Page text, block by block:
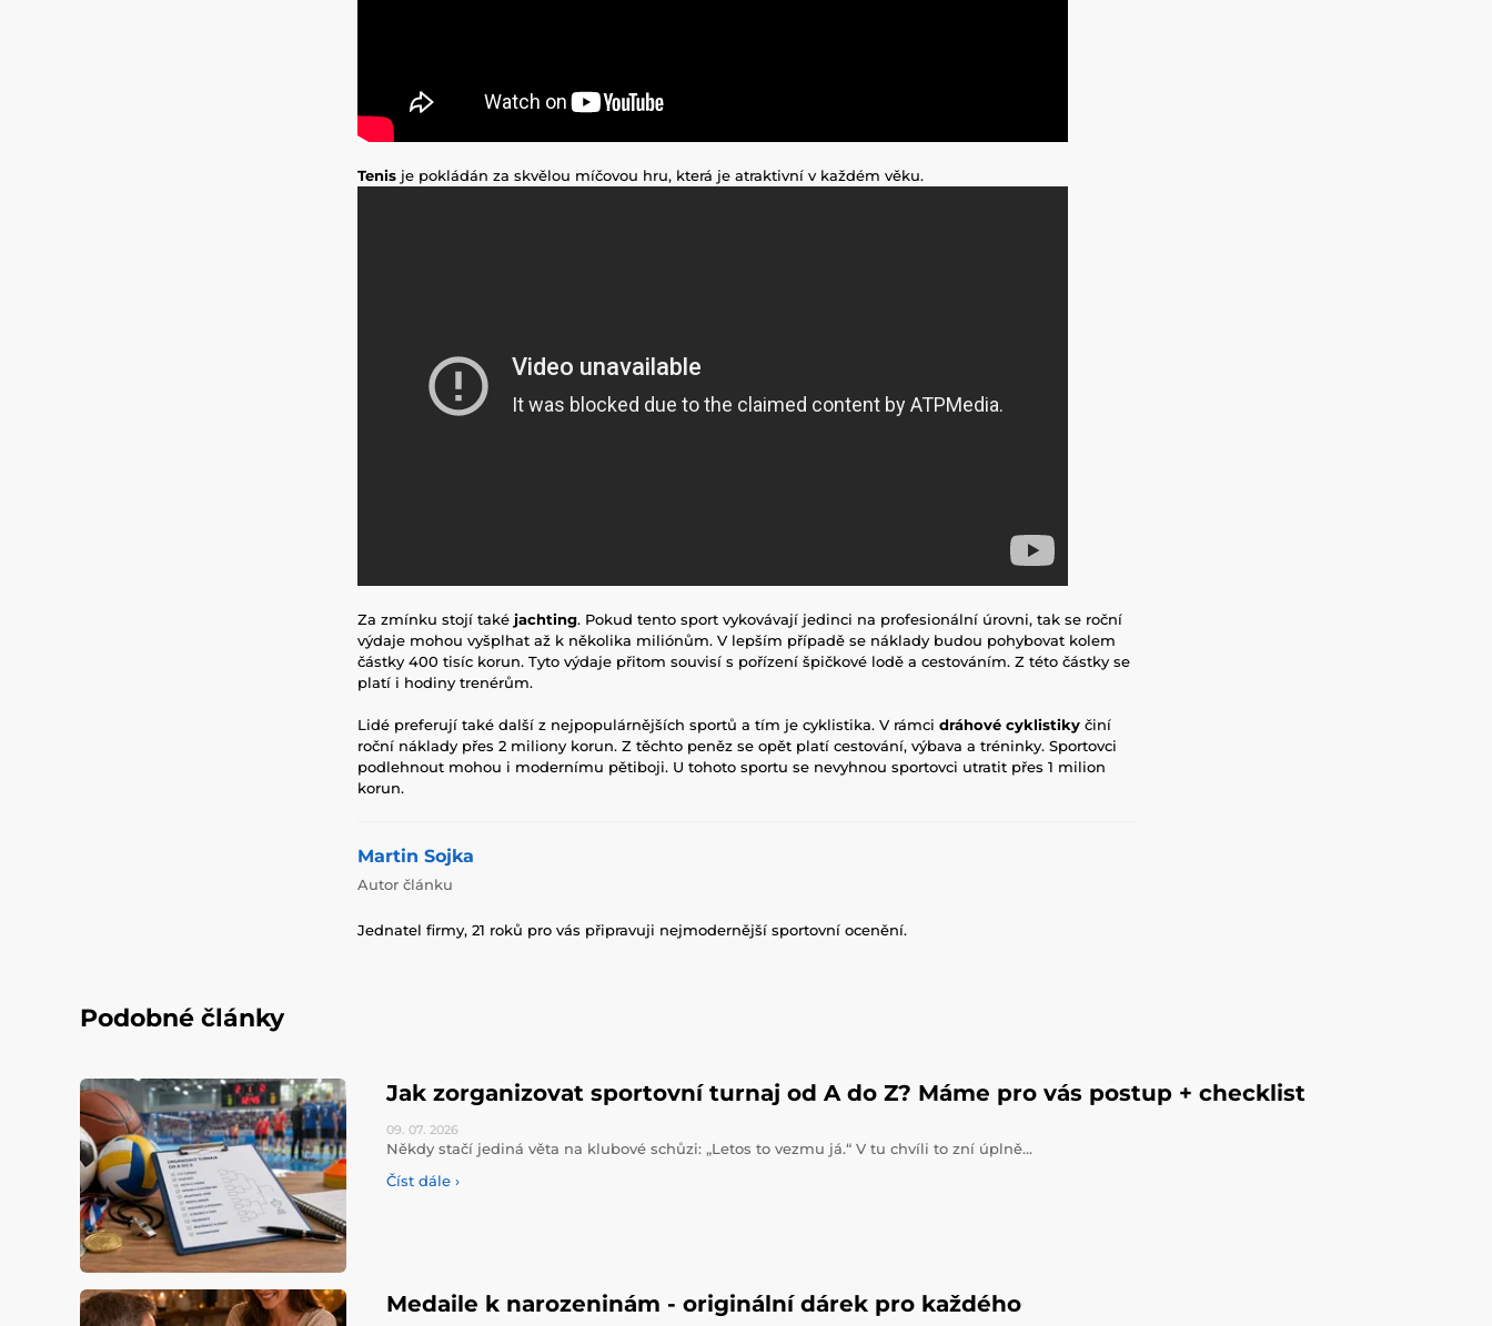
Tenis je pokládán za skvělou míčovou hru, která je atraktivní v každém věku.
Za zmínku stojí také jachting. Pokud tento sport vykovávají jedinci na profesionální úrovni, tak se roční
výdaje mohou vyšplhat až k několika miliónům. V lepším případě se náklady budou pohybovat kolem
částky 400 tisíc korun. Tyto výdaje přitom souvisí s pořízení špičkové lodě a cestováním. Z této částky se
platí i hodiny trenérům.
Lidé preferují také další z nejpopulárnějších sportů a tím je cyklistika. V rámci dráhové cyklistiky činí
roční náklady přes 2 miliony korun. Z těchto peněz se opět platí cestování, výbava a tréninky. Sportovci
podlehnout mohou i modernímu pětiboji. U tohoto sportu se nevyhnou sportovci utratit přes 1 milion
korun.
Martin Sojka
Autor článku
Jednatel firmy, 21 roků pro vás připravuji nejmodernější sportovní ocenění.
Podobné články
Jak zorganizovat sportovní turnaj od A do Z? Máme pro vás postup + checklist
09. 07. 2026
Někdy stačí jediná věta na klubové schůzi: „Letos to vezmu já.“ V tu chvíli to zní úplně…
Číst dále ›
Medaile k narozeninám - originální dárek pro každého